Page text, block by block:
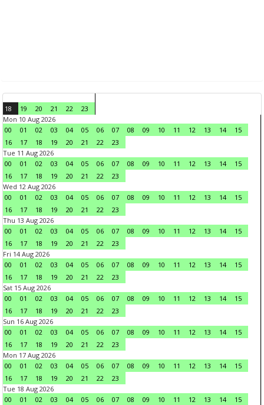
18 19 20 21 22
23
Mon 10 Aug 2026
00
01 02 03 04 05 06 07 08 09 10 11 12 13 14
15
16
17 18 19 20 21 22
23
Tue 11 Aug 2026
00
01 02 03 04 05 06 07 08 09 10 11 12 13 14
15
16
17 18 19 20 21 22
23
Wed 12 Aug 2026
00
01 02 03 04 05 06 07 08 09 10 11 12 13 14
15
16
17 18 19 20 21 22
23
Thu 13 Aug 2026
00
01 02 03 04 05 06 07 08 09 10 11 12 13 14
15
16
17 18 19 20 21 22
23
Fri 14 Aug 2026
00
01 02 03 04 05 06 07 08 09 10 11 12 13 14
15
16
17 18 19 20 21 22
23
Sat 15 Aug 2026
00
01 02 03 04 05 06 07 08 09 10 11 12 13 14
15
16
17 18 19 20 21 22
23
Sun 16 Aug 2026
00
01 02 03 04 05 06 07 08 09 10 11 12 13 14
15
16
17 18 19 20 21 22
23
Mon 17 Aug 2026
00
01 02 03 04 05 06 07 08 09 10 11 12 13 14
15
16
17 18 19 20 21 22
23
Tue 18 Aug 2026
00
01 02 03 04 05 06 07 08 09 10 11 12 13 14 15